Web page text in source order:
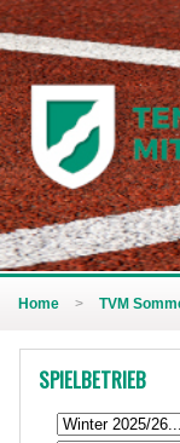
Home > TVM
SPIELBETRIEB